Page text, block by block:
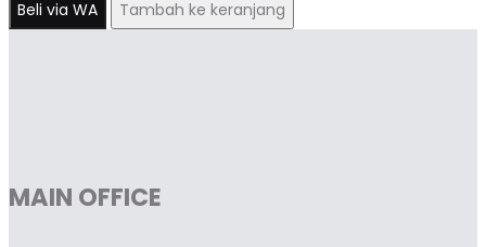
Beli via WA
Tambah ke keranjang
MAIN OFFICE